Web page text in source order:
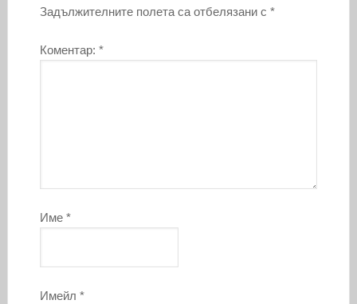
Задължителните полета са отбелязани с *
Коментар: *
Име *
Имейл *